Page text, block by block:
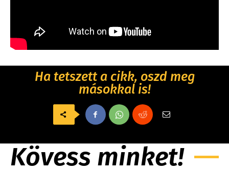
Ha tetszett a cikk, oszd meg
másokkal is!
Kövess minket!